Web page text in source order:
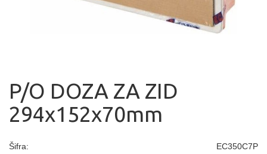
P/O DOZA ZA ZID
294x152x70mm
Šifra:
EC350C7P